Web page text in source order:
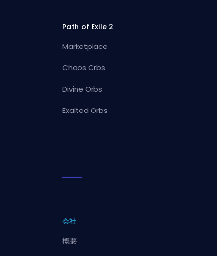
Path of Exile 2
Marketplace
Chaos Orbs
Divine Orbs
Exalted Orbs
会社
概要